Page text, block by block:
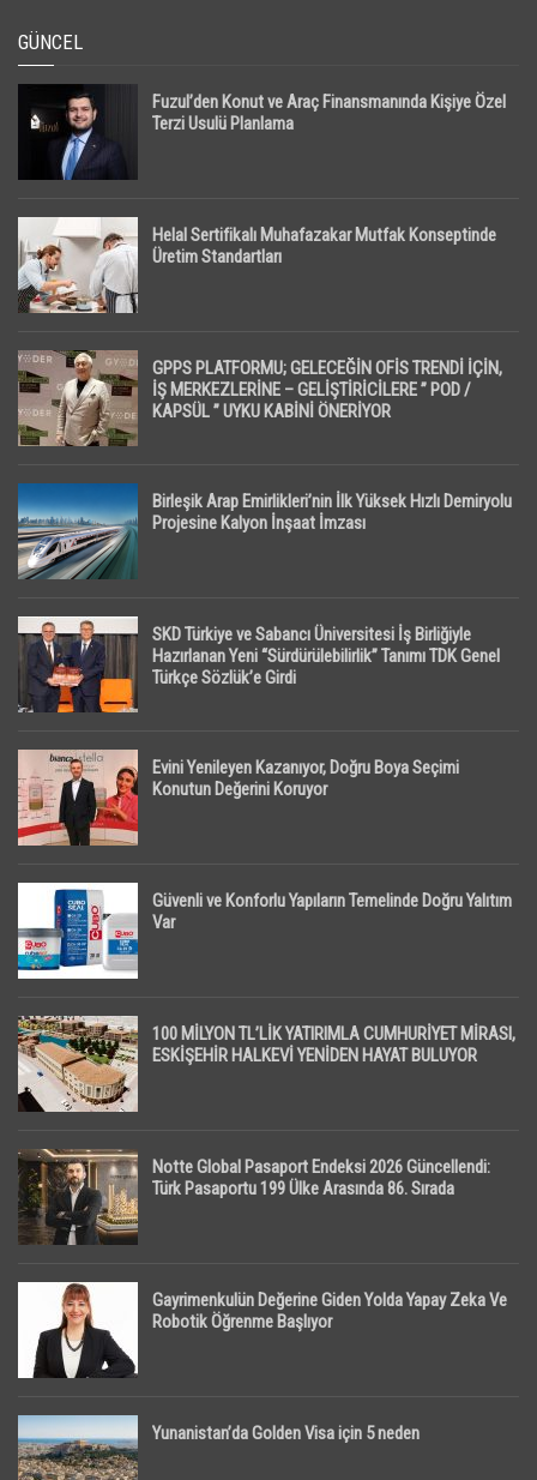
GÜNCEL
Fuzul’den Konut ve Araç Finansmanında Kişiye Özel
Terzi Usulü Planlama
Helal Sertifikalı Muhafazakar Mutfak Konseptinde
Üretim Standartları
GPPS PLATFORMU; GELECEĞİN OFİS TRENDİ İÇİN,
İŞ MERKEZLERİNE – GELİŞTİRİCİLERE ” POD /
KAPSÜL ” UYKU KABİNİ ÖNERİYOR
Birleşik Arap Emirlikleri’nin İlk Yüksek Hızlı Demiryolu
Projesine Kalyon İnşaat İmzası
SKD Türkiye ve Sabancı Üniversitesi İş Birliğiyle
Hazırlanan Yeni “Sürdürülebilirlik” Tanımı TDK Genel
Türkçe Sözlük’e Girdi
Evini Yenileyen Kazanıyor, Doğru Boya Seçimi
Konutun Değerini Koruyor
Güvenli ve Konforlu Yapıların Temelinde Doğru Yalıtım
Var
100 MİLYON TL’LİK YATIRIMLA CUMHURİYET MİRASI,
ESKİŞEHİR HALKEVİ YENİDEN HAYAT BULUYOR
Notte Global Pasaport Endeksi 2026 Güncellendi:
Türk Pasaportu 199 Ülke Arasında 86. Sırada
Gayrimenkulün Değerine Giden Yolda Yapay Zeka Ve
Robotik Öğrenme Başlıyor
Yunanistan’da Golden Visa için 5 neden